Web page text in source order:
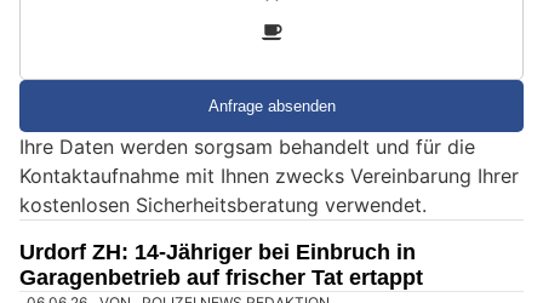
e
i
n
e
n
Ihre Daten werden sorgsam behandelt und für die
Kontaktaufnahme mit Ihnen zwecks Vereinbarung Ihrer
kostenlosen Sicherheitsberatung verwendet.
Urdorf ZH: 14-Jähriger bei Einbruch in
Garagenbetrieb auf frischer Tat ertappt